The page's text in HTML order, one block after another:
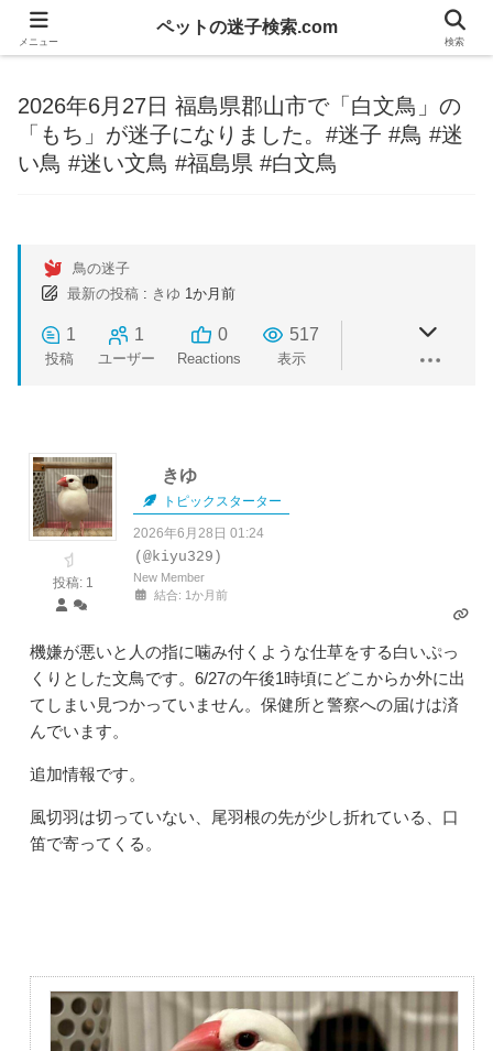
2026年6月27日 福島県郡山市で「白文鳥」の
「もち」が迷子になりました。#迷子 #鳥 #迷
い鳥 #迷い文鳥 #福島県 #白文鳥
鳥の迷子
最新の投稿 : きゆ 1か月前
1
投稿
1
ユーザー
0
Reactions
517
表示
投稿: 1
きゆ
トピックスターター
2026年6月28日 01:24
(@kiyu329)
New Member
結合: 1か月前
機嫌が悪いと人の指に噛み付くような仕草をする白いぷっ
くりとした文鳥です。6/27の午後1時頃にどこからか外に出
てしまい見つかっていません。保健所と警察への届けは済
んでいます。
追加情報です。
風切羽は切っていない、尾羽根の先が少し折れている、口
笛で寄ってくる。
メニュー
ペットの迷子検索.com
検索